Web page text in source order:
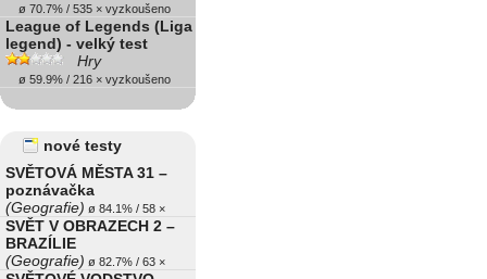
ø 70.7% / 535 × vyzkoušeno
League of Legends (Liga
legend) - velký test
Hry
ø 59.9% / 216 × vyzkoušeno
nové testy
SVĚTOVÁ MĚSTA 31 –
poznávačka
(Geografie) ø 84.1% / 58 ×
SVĚT V OBRAZECH 2 –
BRAZÍLIE
(Geografie) ø 82.7% / 63 ×